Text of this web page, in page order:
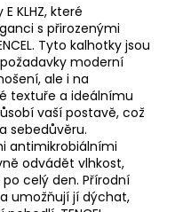
KLHZ, které
s přirozenými
Tyto kalhotky jsou
moderní
ale i na
textuře a ideálnímu
vaší postavě, což
sebedůvěru.
antimikrobiálními
odvádět vlhkost,
celý den. Přírodní
umožňují jí dýchat,